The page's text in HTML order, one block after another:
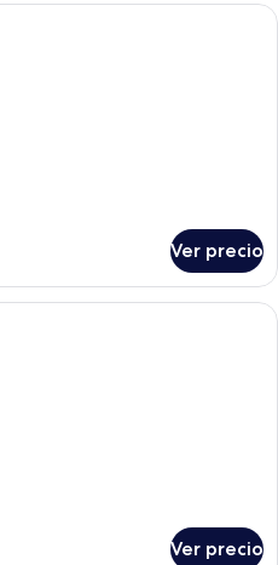
Una habitación con techo de
Ver precio
Una casa moderna con piscina,
Ver precio